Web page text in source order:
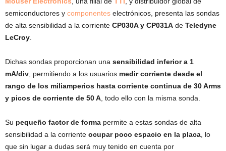
semiconductores y componentes electrónicos, presenta las sondas
de alta sensibilidad a la corriente CP030A y CP031A de Teledyne
LeCroy
Dichas sondas proporcionan una sensibilidad inferior a 1
mA/div , permitiendo a los usuarios medir corriente desde el
rango de los miliamperios hasta corriente continua de 30 Arms
y picos de corriente de 50 A , todo ello con la misma sonda.
Su pequeño factor de forma permite a estas sondas de alta
sensibilidad a la corriente ocupar poco espacio en la placa , lo
que sin lugar a dudas será muy tenido en cuenta por